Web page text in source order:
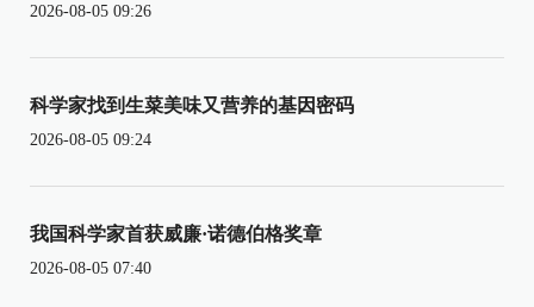
2026-08-05 09:26
科学家找到生菜美味又营养的基因密码
2026-08-05 09:24
我国科学家首获威廉·诺德伯格奖章
2026-08-05 07:40